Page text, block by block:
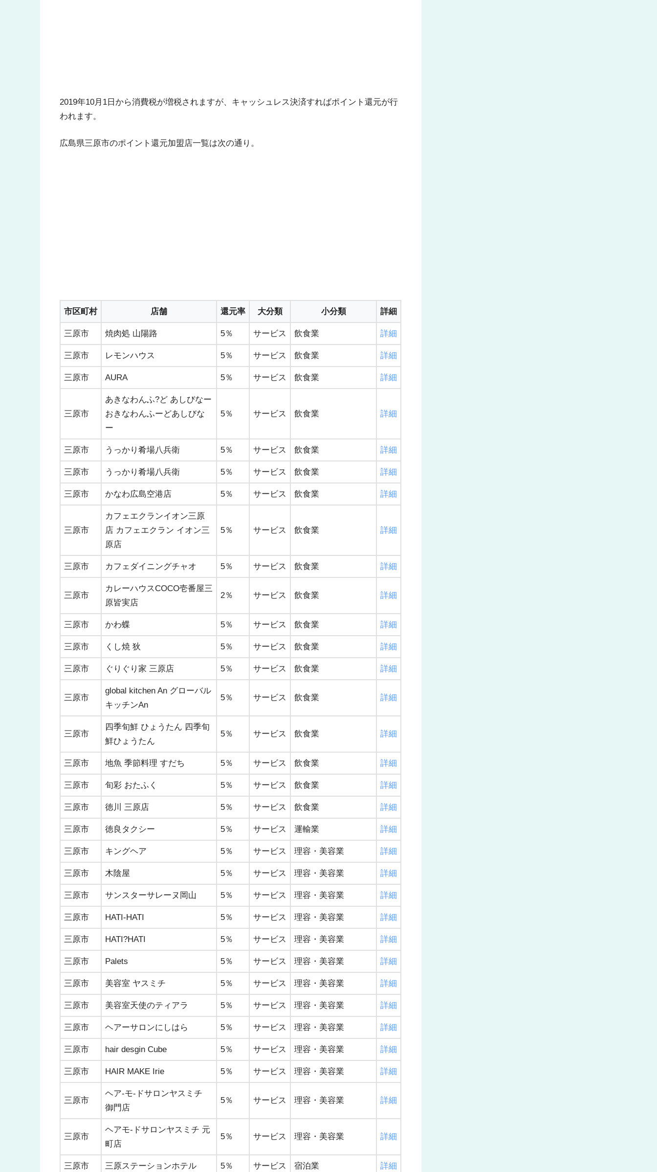
2019年10月1日から消費税が増税されますが、キャッシュレス決済すればポイント還元が行
われます。
広島県三原市のポイント還元加盟店一覧は次の通り。
市区町村 店舗 還元率 大分類 小分類 詳細
三原市 焼肉処 山陽路 5％ サービス 飲食業 詳細
三原市 レモンハウス 5％ サービス 飲食業 詳細
三原市 AURA 5％ サービス 飲食業 詳細
三原市
あきなわんふ?ど あしびなー
おきなわんふーどあしびな
ー
5％ サービス 飲食業 詳細
三原市 うっかり肴場八兵衛 5％ サービス 飲食業 詳細
三原市 うっかり肴場八兵衛 5％ サービス 飲食業 詳細
三原市 かなわ広島空港店 5％ サービス 飲食業 詳細
三原市
カフェエクランイオン三原
店 カフェエクラン イオン三
原店
5％ サービス 飲食業 詳細
三原市 カフェダイニングチャオ 5％ サービス 飲食業 詳細
三原市
カレーハウスCOCO壱番屋三
原皆実店
2％ サービス 飲食業 詳細
三原市 かわ蝶 5％ サービス 飲食業 詳細
三原市 くし焼 狄 5％ サービス 飲食業 詳細
三原市 ぐりぐり家 三原店 5％ サービス 飲食業 詳細
三原市
global kitchen An グローバル
キッチンAn
5％ サービス 飲食業 詳細
三原市
四季旬鮮 ひょうたん 四季旬
鮮ひょうたん
5％ サービス 飲食業 詳細
三原市 地魚 季節料理 すだち 5％ サービス 飲食業 詳細
三原市 旬彩 おたふく 5％ サービス 飲食業 詳細
三原市 徳川 三原店 5％ サービス 飲食業 詳細
三原市 徳良タクシー 5％ サービス 運輸業 詳細
三原市 キングヘア 5％ サービス 理容・美容業 詳細
三原市 木陰屋 5％ サービス 理容・美容業 詳細
三原市 サンスターサレーヌ岡山 5％ サービス 理容・美容業 詳細
三原市 HATI-HATI 5％ サービス 理容・美容業 詳細
三原市 HATI?HATI 5％ サービス 理容・美容業 詳細
三原市 Palets 5％ サービス 理容・美容業 詳細
三原市 美容室 ヤスミチ 5％ サービス 理容・美容業 詳細
三原市 美容室天使のティアラ 5％ サービス 理容・美容業 詳細
三原市 ヘアーサロンにしはら 5％ サービス 理容・美容業 詳細
三原市 hair desgin Cube 5％ サービス 理容・美容業 詳細
三原市 HAIR MAKE Irie 5％ サービス 理容・美容業 詳細
三原市
ヘア-モ-ドサロンヤスミチ
御門店
5％ サービス 理容・美容業 詳細
三原市
ヘアモ-ドサロンヤスミチ 元
町店
5％ サービス 理容・美容業 詳細
三原市 三原ステーションホテル 5％ サービス 宿泊業 詳細